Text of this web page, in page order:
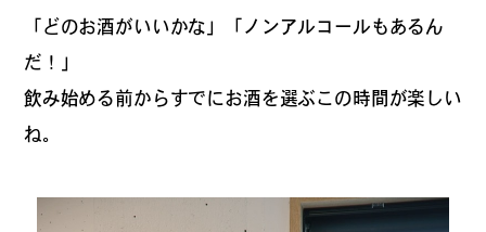
ーティン
「どのお酒がいいかな」「ノンアルコールもあるん
だ！」
飲み始める前からすでにお酒を選ぶこの時間が楽しい
ね。